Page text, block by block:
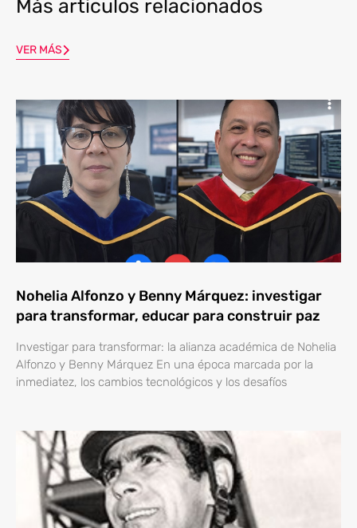
Más articulos relacionados
VER MÁS
Nohelia Alfonzo y Benny Márquez: investigar
para transformar, educar para construir paz
Investigar para transformar: la alianza académica de Nohelia
Alfonzo y Benny Márquez En una época marcada por la
inmediatez, los cambios tecnológicos y los desafíos